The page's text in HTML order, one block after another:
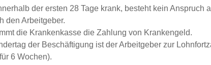
der ersten 28 Tage krank, besteht kein Anspruch
den Arbeitgeber.
die Krankenkasse die Zahlung von Krankengeld.
der Beschäftigung ist der Arbeitgeber zur
6 Wochen).